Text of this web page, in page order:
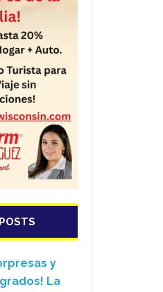
y
La